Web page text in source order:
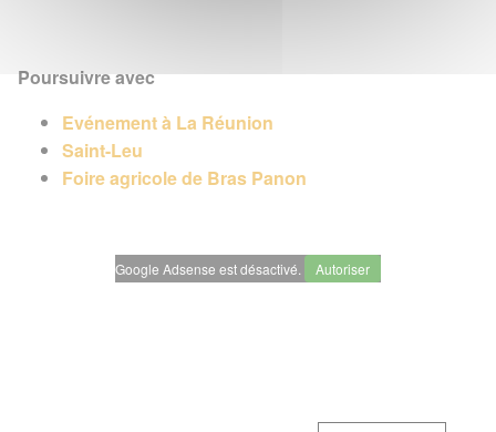
Poursuivre avec
Evénement à La Réunion
Saint-Leu
Foire agricole de Bras Panon
Google Adsense est désactivé. Autoriser